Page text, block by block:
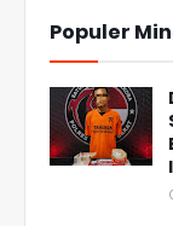
Populer